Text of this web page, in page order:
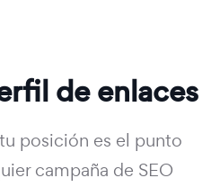
de enlaces
posición es el punto
campaña de SEO